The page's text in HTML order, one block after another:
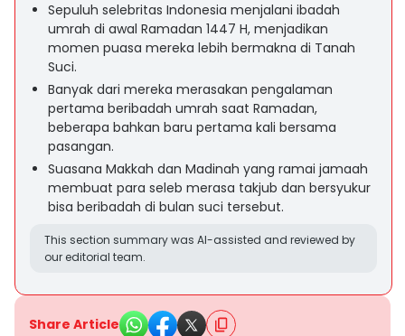
Sepuluh selebritas Indonesia menjalani ibadah
umrah di awal Ramadan 1447 H, menjadikan
momen puasa mereka lebih bermakna di Tanah
Suci.
Banyak dari mereka merasakan pengalaman
pertama beribadah umrah saat Ramadan,
beberapa bahkan baru pertama kali bersama
pasangan.
Suasana Makkah dan Madinah yang ramai jamaah
membuat para seleb merasa takjub dan bersyukur
bisa beribadah di bulan suci tersebut.
This section summary was AI-assisted and reviewed by
our editorial team.
Share Article